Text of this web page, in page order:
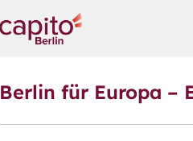
Berlin für Europa –